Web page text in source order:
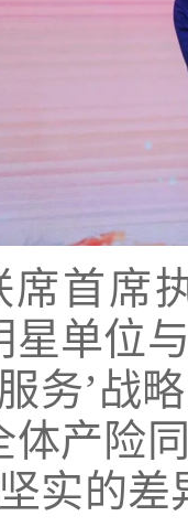
席执
星单位
务’战
体产险
实的差